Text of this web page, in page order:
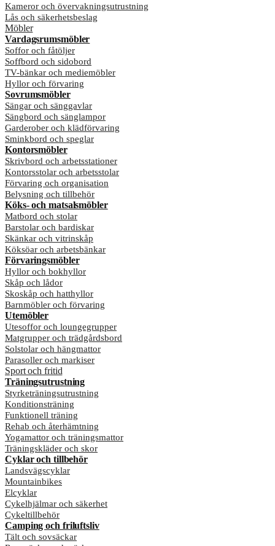
Kameror och övervakningsutrustning
Lås och säkerhetsbeslag
Möbler
Vardagsrumsmöbler
Soffor och fåtöljer
Soffbord och sidobord
TV-bänkar och mediemöbler
Hyllor och förvaring
Sovrumsmöbler
Sängar och sänggavlar
Sängbord och sänglampor
Garderober och klädförvaring
Sminkbord och speglar
Kontorsmöbler
Skrivbord och arbetsstationer
Kontorsstolar och arbetsstolar
Förvaring och organisation
Belysning och tillbehör
Köks- och matsalsmöbler
Matbord och stolar
Barstolar och bardiskar
Skänkar och vitrinskåp
Köksöar och arbetsbänkar
Förvaringsmöbler
Hyllor och bokhyllor
Skåp och lådor
Skoskåp och hatthyllor
Barnmöbler och förvaring
Utemöbler
Utesoffor och loungegrupper
Matgrupper och trädgårdsbord
Solstolar och hängmattor
Parasoller och markiser
Sport och fritid
Träningsutrustning
Styrketräningsutrustning
Konditionsträning
Funktionell träning
Rehab och återhämtning
Yogamattor och träningsmattor
Träningskläder och skor
Cyklar och tillbehör
Landsvägscyklar
Mountainbikes
Elcyklar
Cykelhjälmar och säkerhet
Cykeltillbehör
Camping och friluftsliv
Tält och sovsäckar